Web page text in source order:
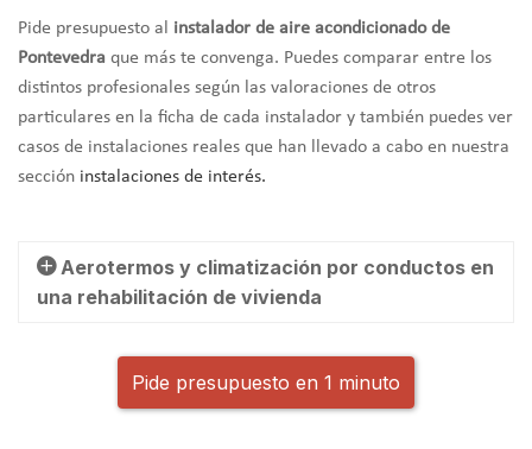
Pide presupuesto al instalador de aire acondicionado de
Pontevedra que más te convenga. Puedes comparar entre los
distintos profesionales según las valoraciones de otros
particulares en la ficha de cada instalador y también puedes ver
casos de instalaciones reales que han llevado a cabo en nuestra
sección instalaciones de interés.
Aerotermos y climatización por conductos en
una rehabilitación de vivienda
Pide presupuesto en 1 minuto